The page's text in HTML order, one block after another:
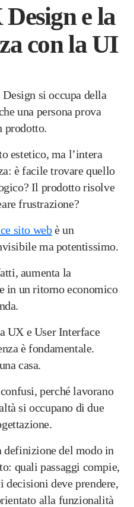
Design e la
con la UI
si occupa della
una persona prova
prodotto.
estetico, ma l’intera
è facile trovare quello
Il prodotto risolve
frustrazione?
sito webè un
ma potentissimo.
aumenta la
in un ritorno economico
UX e User Interface
è fondamentale.
casa.
perché lavorano
si occupano di due
definizione del modo in
quali passaggi compie,
decisioni deve prendere,
alla funzionalità